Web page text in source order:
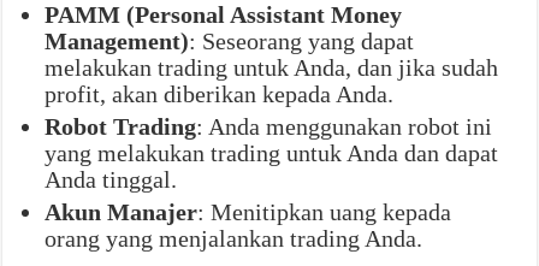
PAMM (Personal Assistant Money
Management): Seseorang yang dapat
melakukan trading untuk Anda, dan jika sudah
profit, akan diberikan kepada Anda.
Robot Trading: Anda menggunakan robot ini
yang melakukan trading untuk Anda dan dapat
Anda tinggal.
Akun Manajer: Menitipkan uang kepada
orang yang menjalankan trading Anda.